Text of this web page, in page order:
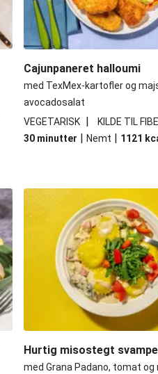
Cajunpaneret halloumi
med TexMex-kartofler og
avocadosalat
VEGETARISK |
KILDE TIL
30 minutter | Nemt | 1121
Hurtig misostegt
med Grana Padano, tomat og